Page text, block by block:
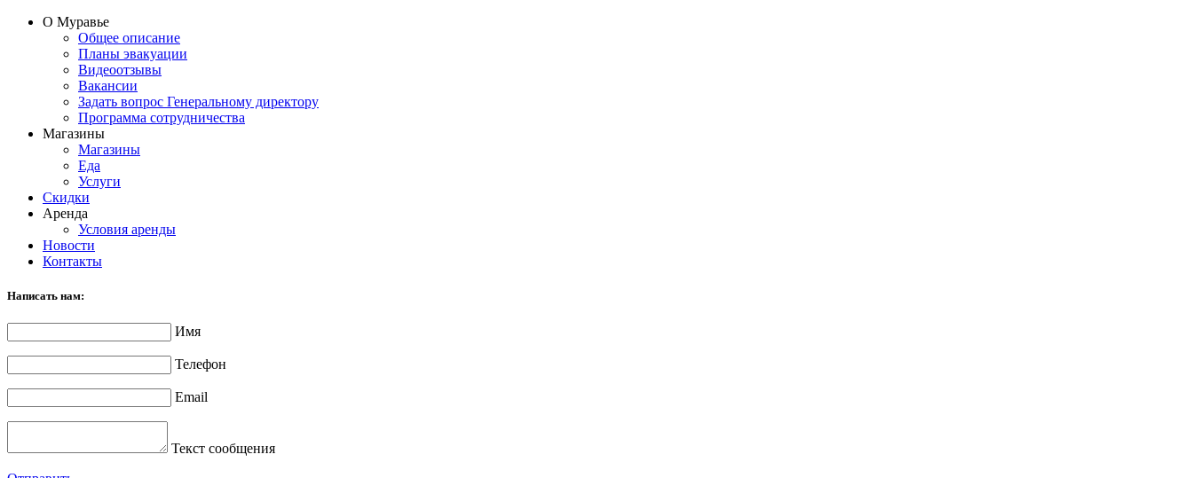
О Муравье
Общее описание
Планы эвакуации
Видеоотзывы
Вакансии
Задать вопрос Генеральному директору
Программа сотрудничества
Магазины
Магазины
Еда
Услуги
Скидки
Аренда
Условия аренды
Новости
Контакты
Написать нам:
Имя
Телефон
Email
Текст сообщения